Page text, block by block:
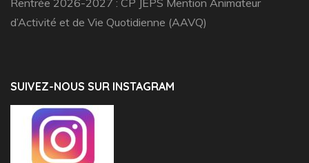
d’Activité et de Vie Quotidienne (AAVQ)
SUIVEZ-NOUS SUR INSTAGRAM